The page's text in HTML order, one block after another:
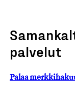
palvelut
Palaa